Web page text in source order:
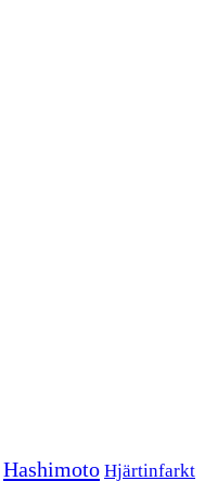
Hashimoto Hjärtinfarkt